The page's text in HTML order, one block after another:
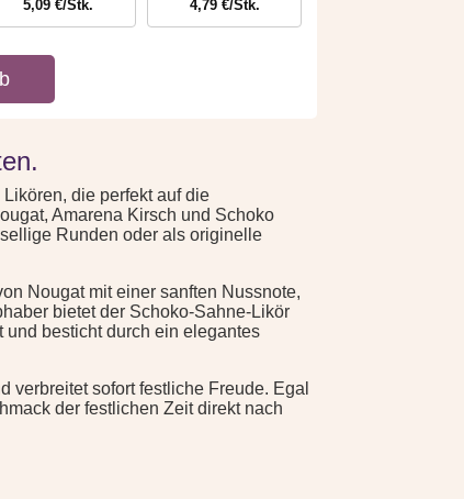
5,09€/Stk. 4,79 €/Stk.
die perfekt auf die
Amarena Kirsch und Schoko
Runden oder als originelle
Nougat mit einer sanften Nussnote,
bietet der Schoko-Sahne-Likör
und besticht durch ein elegantes
verbreitet sofort festliche Freude. Egal
der festlichen Zeit direkt nach